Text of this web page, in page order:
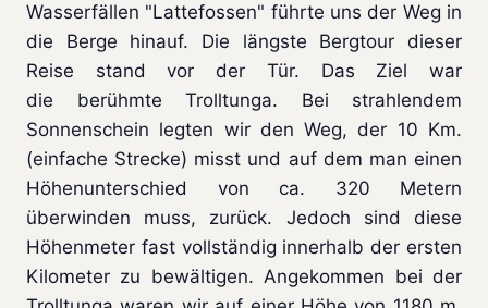
Wasserfällen "Lattefossen" führte uns der Weg in
die Berge hinauf. Die längste Bergtour dieser
Reise stand vor der Tür. Das Ziel war
die berühmte Trolltunga. Bei strahlendem
Sonnenschein legten wir den Weg, der 10 Km.
(einfache Strecke) misst und auf dem man einen
Höhenunterschied von ca. 320 Metern
überwinden muss, zurück. Jedoch sind diese
Höhenmeter fast vollständig innerhalb der ersten
Kilometer zu bewältigen. Angekommen bei der